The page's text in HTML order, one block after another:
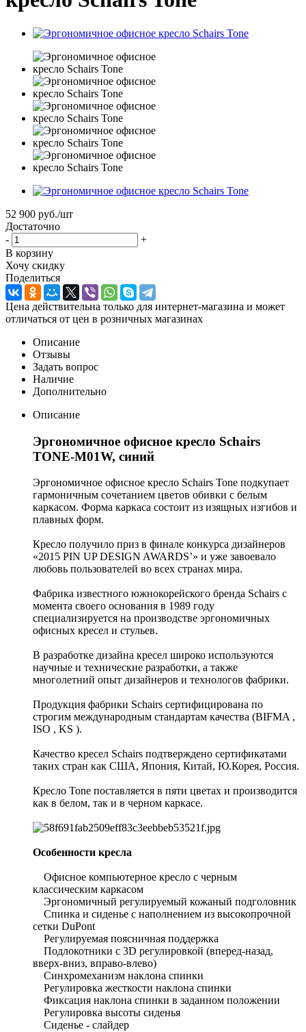
52 900 руб./шт
Достаточно
-
+
В корзину
Хочу скидку
Поделиться
Цена действительна только для интернет-магазина и может
отличаться от цен в розничных магазинах
Описание
Отзывы
Задать вопрос
Наличие
Дополнительно
Описание
Эргономичное офисное кресло Schairs
TONE-M01W, синий
Эргономичное офисное кресло Schairs Tone подкупает
гармоничным сочетанием цветов обивки с белым
каркасом. Форма каркаса состоит из изящных изгибов и
плавных форм.
Кресло получило приз в финале конкурса дизайнеров
«2015 PIN UP DESIGN AWARDS’» и уже завоевало
любовь пользователей во всех странах мира.
Фабрика известного южнокорейского бренда Schairs с
момента своего основания в 1989 году
специализируется на производстве эргономичных
офисных кресел и стульев.
В разработке дизайна кресел широко используются
научные и технические разработки, а также
многолетний опыт дизайнеров и технологов фабрики.
Продукция фабрики Schairs сертифицирована по
строгим международным стандартам качества (BIFMA ,
ISO , KS ).
Качество кресел Schairs подтверждено сертификатами
таких стран как США, Япония, Китай, Ю.Корея, Россия.
Кресло Tone поставляется в пяти цветах и производится
как в белом, так и в черном каркасе.
Особенности кресла
Офисное компьютерное кресло с черным
классическим каркасом
Эргономичный регулируемый кожаный подголовник
Спинка и сиденье с наполнением из высокопрочной
сетки DuPont
Регулируемая поясничная поддержка
Подлокотники с 3D регулировкой (вперед-назад,
вверх-вниз, вправо-влево)
Синхромеханизм наклона спинки
Регулировка жесткости наклона спинки
Фиксация наклона спинки в заданном положении
Регулировка высоты сиденья
Сиденье - слайдер